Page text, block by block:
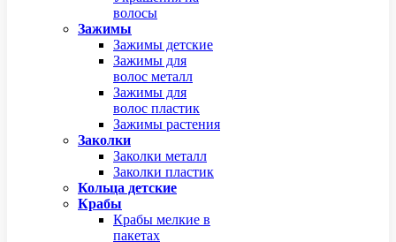
волосы
Зажимы
Зажимы детские
Зажимы для
волос металл
Зажимы для
волос пластик
Зажимы растения
Заколки
Заколки металл
Заколки пластик
Кольца детские
Крабы
Крабы мелкие в
пакетах